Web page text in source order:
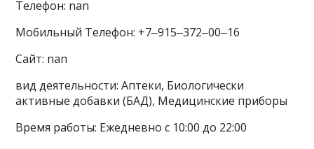
Телефон: nan
Мобильный Телефон: +7‒915‒372‒00‒16
Сайт: nan
вид деятельности: Аптеки, Биологически
активные добавки (БАД), Медицинские приборы
Время работы: Ежедневно с 10:00 до 22:00